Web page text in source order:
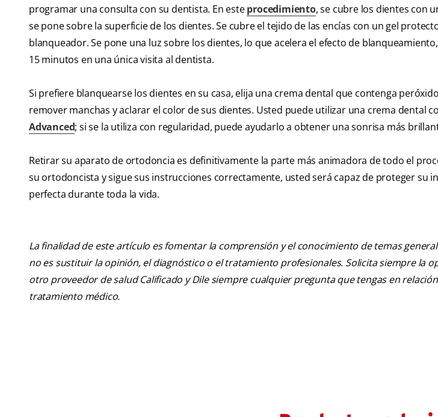
programar una consulta con su dentista. En esteprocedimiento, se cubre los dientes con
se pone sobre la superficie de los dientes. Se cubre el tejido de las encías con un gel
blanqueador. Se pone una luz sobre los dientes, lo que acelera el efecto de
15 minutos en una única visita al dentista.
Si prefiere blanquearse los dientes en su casa, elija una crema dental que contenga
remover manchas y aclarar el color de sus dientes. Usted puede utilizar una crema dental
Advanced; si se la utiliza con regularidad, puede ayudarlo a obtener una sonrisa más
Retirar su aparato de ortodoncia es definitivamente la parte más animadora de todo el
su ortodoncista y sigue sus instrucciones correctamente, usted será capaz de proteger su
perfecta durante toda la vida.
La finalidad de este artículo es fomentar la comprensión y el conocimiento de temas
no es sustituir la opinión, el diagnóstico o el tratamiento profesionales. Solicita siempre la
otro proveedor de salud Calificado y Dile siempre cualquier pregunta que tengas en
tratamiento médico.